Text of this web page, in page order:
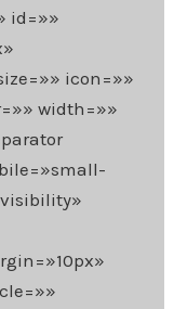
id=»»
icon=»»
width=»»